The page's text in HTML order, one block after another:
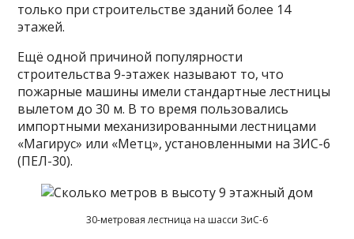
только при строительстве зданий более 14
этажей.
Ещё одной причиной популярности
строительства 9-этажек называют то, что
пожарные машины имели стандартные лестницы
вылетом до 30 м. В то время пользовались
импортными механизированными лестницами
«Магирус» или «Метц», установленными на ЗИС-6
(ПЕЛ-30).
30-метровая лестница на шасси ЗиС-6